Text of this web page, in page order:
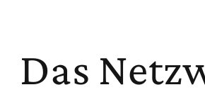
Das